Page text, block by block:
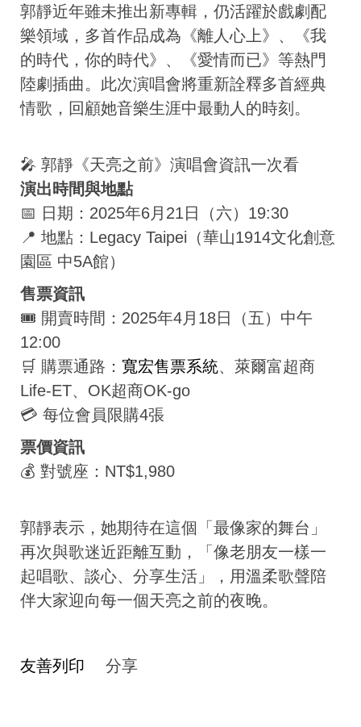
郭靜近年雖未推出新專輯，仍活躍於戲劇配
樂領域，多首作品成為《離人心上》、《我
的時代，你的時代》、《愛情而已》等熱門
陸劇插曲。此次演唱會將重新詮釋多首經典
情歌，回顧她音樂生涯中最動人的時刻。
🎤 郭靜《天亮之前》演唱會資訊一次看
演出時間與地點
📅 日期：2025年6月21日（六）19:30
📍 地點：Legacy Taipei（華山1914文化創意
園區 中5A館）
售票資訊
🎟 開賣時間：2025年4月18日（五）中午
12:00
🛒 購票通路： 寬宏售票系統、萊爾富超商
Life-ET、OK超商OK-go
💳 每位會員限購4張
票價資訊
💰 對號座：NT$1,980
郭靜表示，她期待在這個「最像家的舞台」
再次與歌迷近距離互動，「像老朋友一樣一
起唱歌、談心、分享生活」，用溫柔歌聲陪
伴大家迎向每一個天亮之前的夜晚。
友善列印 分享